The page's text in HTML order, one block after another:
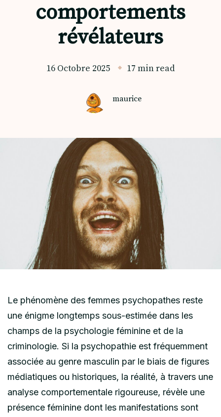
comportements
révélateurs
16 Octobre 2025 17 min read
maurice
Le phénomène des femmes psychopathes reste
une énigme longtemps sous-estimée dans les
champs de la psychologie féminine et de la
criminologie. Si la psychopathie est fréquemment
associée au genre masculin par le biais de figures
médiatiques ou historiques, la réalité, à travers une
analyse comportementale rigoureuse, révèle une
présence féminine dont les manifestations sont